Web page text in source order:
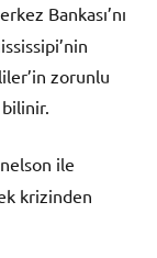
Bankası’nı
zorunlu
ile
krizinden